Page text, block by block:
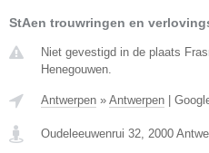
StAen trouwringen en
Niet gevestigd in de plaats
Henegouwen.
Antwerpen » Antwerpen
Oudeleeuwenrui 32, 2000